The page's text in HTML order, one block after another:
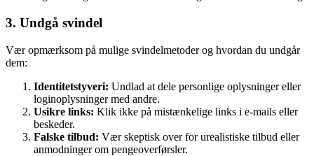
3. Undgå svindel
Vær opmærksom på mulige svindelmetoder og hvordan du undgår
dem:
Identitetstyveri: Undlad at dele personlige oplysninger eller
loginoplysninger med andre.
Usikre links: Klik ikke på mistænkelige links i e-mails eller
beskeder.
Falske tilbud: Vær skeptisk over for urealistiske tilbud eller
anmodninger om pengeoverførsler.